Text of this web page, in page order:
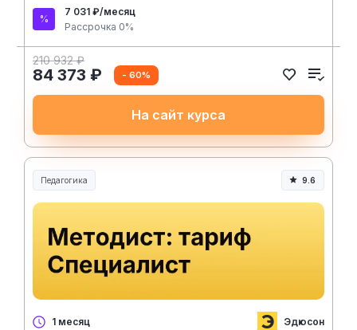
7 031 ₽/месяц
Рассрочка 0%
210 932 ₽
84 373 ₽ - 60%
На сайт курса
Педагогика
Образование и педагогика
9.6
1 месяц Эдюсон